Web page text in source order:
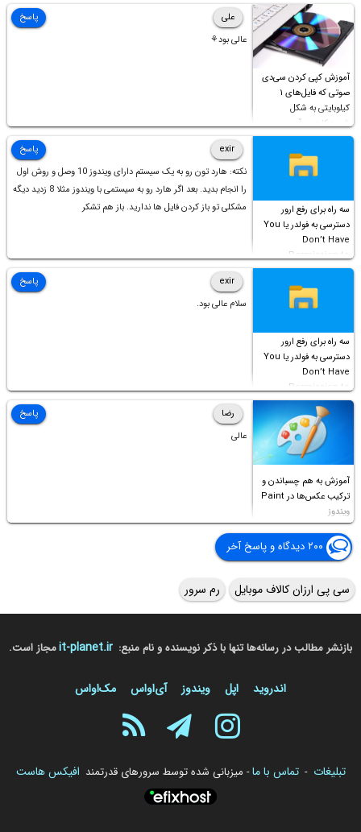
آموزش کپی کردن سی‌دی
صوتی که فایل‌های ۱
کیلوبایتی به شکل
شورت‌کات در آن موجود
است!
علی
عالی بود⚘
پاسخ
سه راه برای رفع ارور
دسترسی به فولدر یا You
Don’t Have
Permission to
Access this folder
exir
نکته: هارد تون رو به یک سیستم دارای ویندوز 10 وصل و روش اول
را انجام بدید. بعد اگر هارد رو به سیستمی با ویندوز مثلا 8 زدید دیگه
مشکلی تو باز کردن فایل ها ندارید. باز هم تشکر
پاسخ
سه راه برای رفع ارور
دسترسی به فولدر یا You
Don’t Have
Permission to
Access this folder
exir
سلام عالی بود.
پاسخ
آموزش به هم چسباندن و
ترکیب عکس‌ها در Paint
ویندوز
رضا
عالی
پاسخ
۲۰۰ دیدگاه و پاسخ آخر
سی پی ارزان کالاف موبایل رم سرور
بازنشر مطالب در رسانه‌ها تنها با ذکر نویسنده و نام منبع: it-planet.irمجاز است.
اندروید اپل ویندوز آی‌او‌اس مک‌او‌اس
تبلیغات - تماس با ما- میزبانی شده توسط سرورهای قدرتمند افیکس هاست